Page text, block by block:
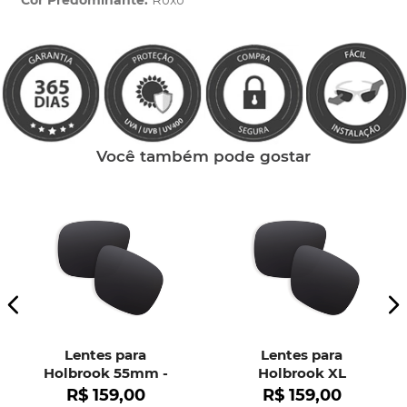
Você também pode gostar
Lentes para
Holbrook 55mm -
OO9102
R$ 159,00
Lentes para
Holbrook XL
R$ 159,00